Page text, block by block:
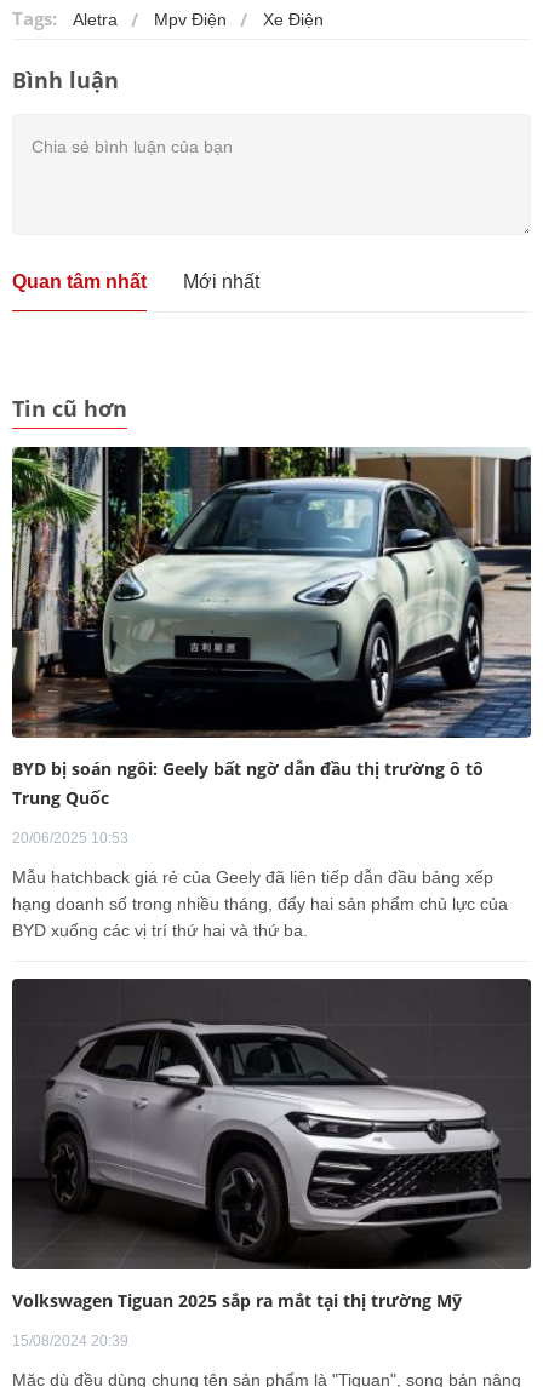
Tags: Aletra Mpv Điện Xe Điện
Bình luận
Quan tâm nhất Mới nhất
Tin cũ hơn
BYD bị soán ngôi: Geely bất ngờ dẫn đầu thị trường ô tô
Trung Quốc
20/06/2025 10:53
Mẫu hatchback giá rẻ của Geely đã liên tiếp dẫn đầu bảng xếp
hạng doanh số trong nhiều tháng, đẩy hai sản phẩm chủ lực của
BYD xuống các vị trí thứ hai và thứ ba.
Volkswagen Tiguan 2025 sắp ra mắt tại thị trường Mỹ
15/08/2024 20:39
Mặc dù đều dùng chung tên sản phẩm là "Tiguan", song bản nâng